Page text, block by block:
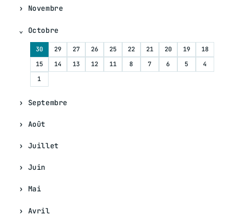
Novembre
Octobre
30 29 27 26 25 22 21 20 19
18
15
14 13 12 11 8 7 6 5
4
1
Septembre
Août
Juillet
Juin
Mai
Avril